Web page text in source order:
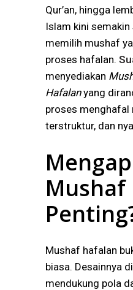
Qur’an, hingga
Islam kini
memilih mushaf
proses hafalan.
menyediakan
Hafalanyang
proses menghafal
terstruktur, dan
Mushaf
Mushaf hafalan
biasa. Desainnya
mendukung pola